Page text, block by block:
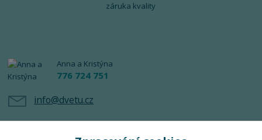
záruka kvality
Anna a Kristýna
776 724 751
info@dvetu.cz